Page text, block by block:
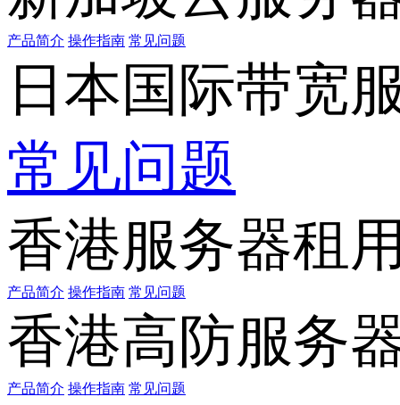
产品简介 操作指南 常见问题
日本国际带宽
常见问题
香港服务器租
产品简介 操作指南 常见问题
香港高防服务
产品简介 操作指南 常见问题